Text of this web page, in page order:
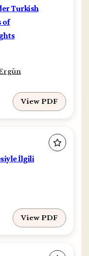
Turkish
of
View PDF
İlgili
View PDF